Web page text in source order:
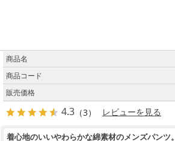
商品名
商品コード
販売価格
4.3 （3） レビューを見る
着心地のいいやわらかな綿素材のメンズパンツ。